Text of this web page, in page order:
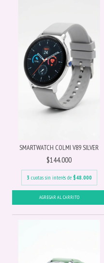
SMARTWATCH COLMI V89 SILVER
$144.000
3 cuotas sin interés de $48.000